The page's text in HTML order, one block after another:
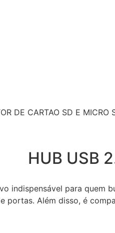
DE CARTAO SD E MICRO
HUB USB
indispensável para quem
Além disso, é